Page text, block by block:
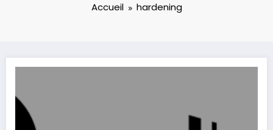
Accueil hardening